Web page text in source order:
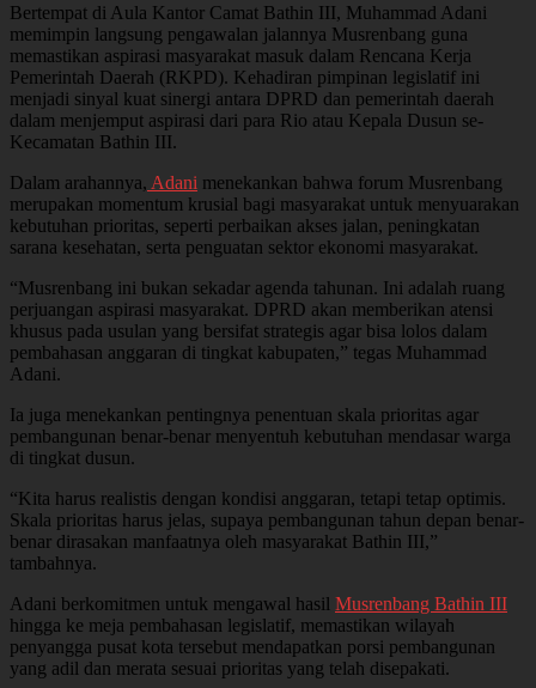
Bertempat di Aula Kantor Camat Bathin III, Muhammad Adani
memimpin langsung pengawalan jalannya Musrenbang guna
memastikan aspirasi masyarakat masuk dalam Rencana Kerja
Pemerintah Daerah (RKPD). Kehadiran pimpinan legislatif ini
menjadi sinyal kuat sinergi antara DPRD dan pemerintah daerah
dalam menjemput aspirasi dari para Rio atau Kepala Dusun se-
Kecamatan Bathin III.
Dalam arahannya, Adani menekankan bahwa forum Musrenbang
merupakan momentum krusial bagi masyarakat untuk menyuarakan
kebutuhan prioritas, seperti perbaikan akses jalan, peningkatan
sarana kesehatan, serta penguatan sektor ekonomi masyarakat.
“Musrenbang ini bukan sekadar agenda tahunan. Ini adalah ruang
perjuangan aspirasi masyarakat. DPRD akan memberikan atensi
khusus pada usulan yang bersifat strategis agar bisa lolos dalam
pembahasan anggaran di tingkat kabupaten,” tegas Muhammad
Adani.
Ia juga menekankan pentingnya penentuan skala prioritas agar
pembangunan benar-benar menyentuh kebutuhan mendasar warga
di tingkat dusun.
“Kita harus realistis dengan kondisi anggaran, tetapi tetap optimis.
Skala prioritas harus jelas, supaya pembangunan tahun depan benar-
benar dirasakan manfaatnya oleh masyarakat Bathin III,”
tambahnya.
Adani berkomitmen untuk mengawal hasil Musrenbang Bathin III
hingga ke meja pembahasan legislatif, memastikan wilayah
penyangga pusat kota tersebut mendapatkan porsi pembangunan
yang adil dan merata sesuai prioritas yang telah disepakati.